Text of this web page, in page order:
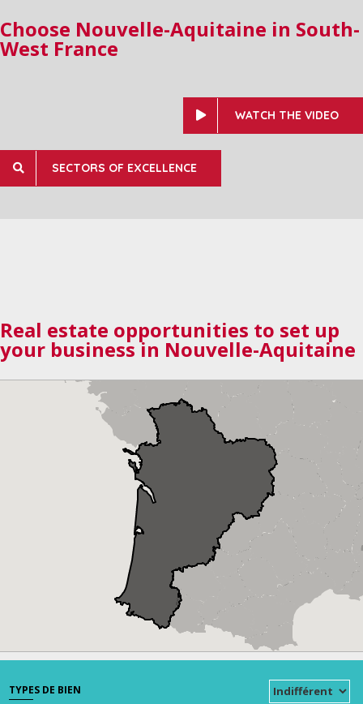
Choose Nouvelle-Aquitaine in South-
West France
WATCH THE VIDEO
SECTORS OF EXCELLENCE
Real estate opportunities to set up
your business in Nouvelle-Aquitaine
TYPES DE BIEN